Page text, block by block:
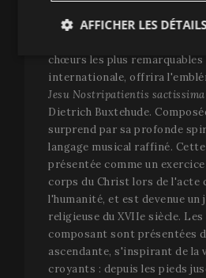
Plus tard, lors de cette même
chœurs les plus remarquables
internationale, offrira
Jesu Nostripatientis sactissima
Dietrich Buxtehude.
surprend par sa profonde
langage musical raffiné.
présentée comme un
corps du Christ lors de l'acte
l'humanité, et est devenue un
religieuse du XVIIe siècle.
composant sont présentées
ascendante, s'inspirant de la
croyants : depuis les pieds
AFFICHER LES
Strictement
nécessaires
Publicitaires
Strictement nécessaires
Publicitaires